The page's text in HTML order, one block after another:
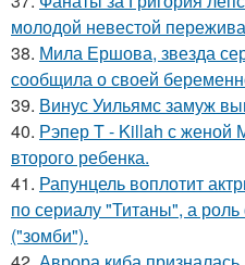
молодой невестой
38. Мила Ершова, звезда
сообщила о своей
39. Винус Уильямс замуж
40. Рэпер T - Killah с женой
второго ребенка.
41. Рапунцель воплотит
по сериалу "Титаны", а
("зомби").